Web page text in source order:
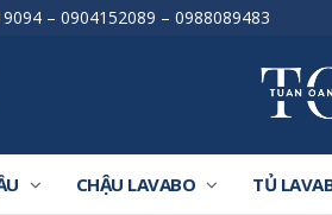
– 0904152089 – 0988089483
CHẬU LAVABO TỦ